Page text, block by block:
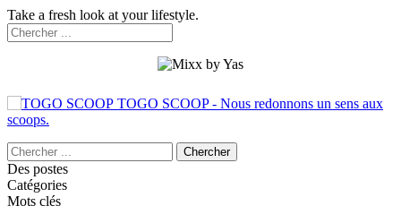
Take a fresh look at your lifestyle.
TOGO SCOOP - Nous redonnons un sens aux
scoops.
Des postes
Catégories
Mots clés